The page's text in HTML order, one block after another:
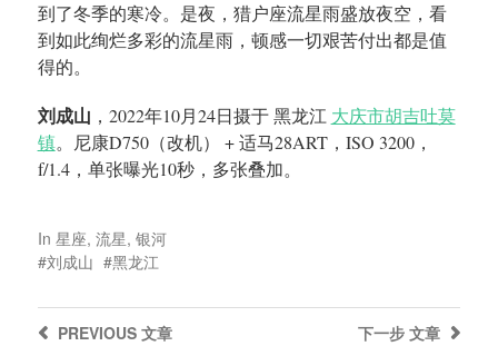
到了冬季的寒冷。是夜，猎户座流星雨盛放夜空，看
到如此绚烂多彩的流星雨，顿感一切艰苦付出都是值
得的。
刘成山 ，2022年10月24日摄于 黑龙江 大庆市胡吉吐莫
镇。尼康D750（改机） + 适马28ART，ISO 3200，
f/1.4，单张曝光10秒，多张叠加。
In 星座, 流星, 银河
刘成山
黑龙江
下一步 文章
PREVIOUS文章